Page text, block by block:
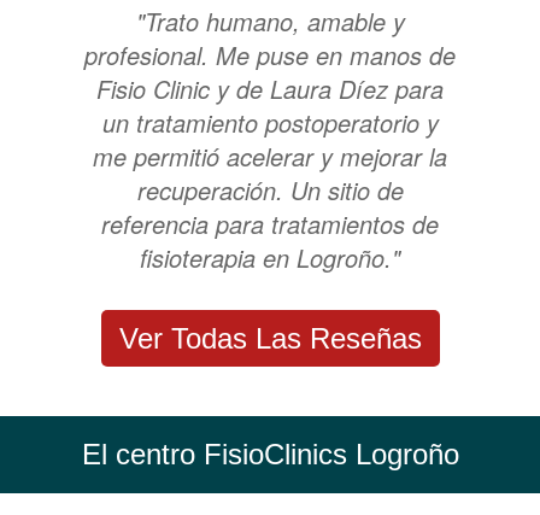
"Trato humano, amable y
profesional. Me puse en manos de
Fisio Clinic y de Laura Díez para
un tratamiento postoperatorio y
me permitió acelerar y mejorar la
recuperación. Un sitio de
referencia para tratamientos de
fisioterapia en Logroño."
Ver Todas Las Reseñas
El centro FisioClinics Logroño